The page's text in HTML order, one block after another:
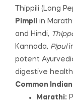
Thippili (Long
Pimpli in
and Hindi,
Kannada, Pipul
potent
digestive
Common
Marathi: